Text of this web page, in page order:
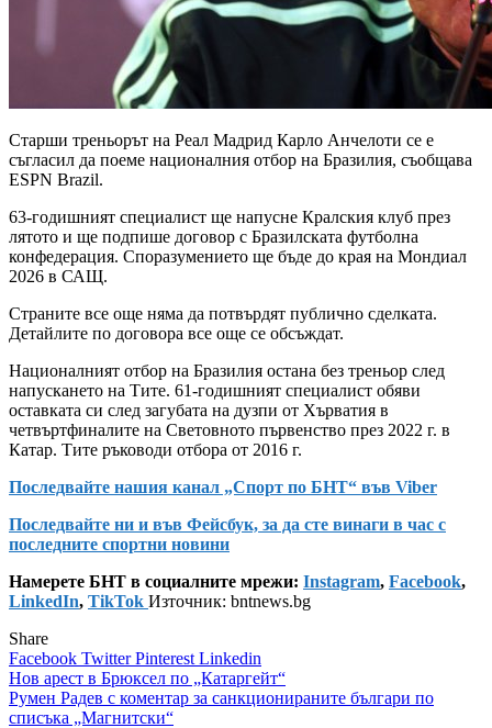
Старши треньорът на Реал Мадрид Карло Анчелоти се е
съгласил да поеме националния отбор на Бразилия, съобщава
ESPN Brazil.
63-годишният специалист ще напусне Кралския клуб през
лятото и ще подпише договор с Бразилската футболна
конфедерация. Споразумението ще бъде до края на Мондиал
2026 в САЩ.
Страните все още няма да потвърдят публично сделката.
Детайлите по договора все още се обсъждат.
Националният отбор на Бразилия остана без треньор след
напускането на Тите. 61-годишният специалист обяви
оставката си след загубата на дузпи от Хърватия в
четвъртфиналите на Световното първенство през 2022 г. в
Катар. Тите ръководи отбора от 2016 г.
Последвайте нашия канал „Спорт по БНТ“ във Viber
Последвайте ни и във Фейсбук, за да сте винаги в час с
последните спортни новини
Намерете БНТ в социалните мрежи: Instagram, Facebook,
LinkedIn, TikTok Източник: bntnews.bg
Share
Facebook TwitterPinterest Linkedin
Навигация
Нов арест в Брюксел по „Катаргейт“
Румен Радев с коментар за санкционираните българи по
списъка „Магнитски“